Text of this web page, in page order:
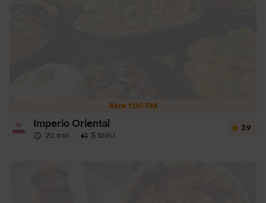
Abre 1:00 PM
Imperio Oriental
20 min · $ 1690
3.9